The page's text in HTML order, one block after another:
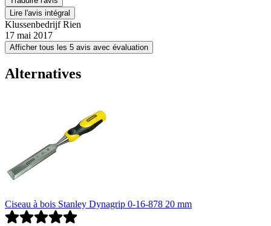
Lire l'avis intégral
Klussenbedrijf Rien
17 mai 2017
Afficher tous les 5 avis avec évaluation
Alternatives
Ciseau à bois Stanley Dynagrip 0-16-878 20 mm